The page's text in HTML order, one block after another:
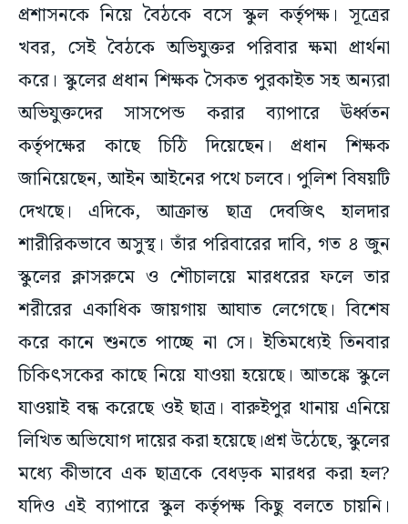
প্রশাসনকে নিয়ে বৈঠকে বসে স্কুল কর্তৃপক্ষ। সূত্রের
খবর, সেই বৈঠকে অভিযুক্তর পরিবার ক্ষমা প্রার্থনা
করে। স্কুলের প্রধান শিক্ষক সৈকত পুরকাইত সহ অন্যরা
অভিযুক্তদের সাসপেন্ড করার ব্যাপারে ঊর্ধ্বতন
কর্তৃপক্ষের কাছে চিঠি দিয়েছেন। প্রধান শিক্ষক
জানিয়েছেন, আইন আইনের পথে চলবে। পুলিশ বিষয়টি
দেখছে। এদিকে, আক্রান্ত ছাত্র দেবজিৎ হালদার
শারীরিকভাবে অসুস্থ। তাঁর পরিবারের দাবি, গত ৪ জুন
স্কুলের ক্লাসরুমে ও শৌচালয়ে মারধরের ফলে তার
শরীরের একাধিক জায়গায় আঘাত লেগেছে। বিশেষ
করে কানে শুনতে পাচ্ছে না সে। ইতিমধ্যেই তিনবার
চিকিৎসকের কাছে নিয়ে যাওয়া হয়েছে। আতঙ্কে স্কুলে
যাওয়াই বন্ধ করেছে ওই ছাত্র। বারুইপুর থানায় এনিয়ে
লিখিত অভিযোগ দায়ের করা হয়েছে।প্রশ্ন উঠেছে, স্কুলের
মধ্যে কীভাবে এক ছাত্রকে বেধড়ক মারধর করা হল?
যদিও এই ব্যাপারে স্কুল কর্তৃপক্ষ কিছু বলতে চায়নি।